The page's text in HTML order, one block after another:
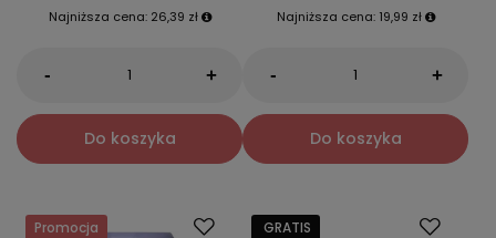
Najniższa cena: 26,39 zł
- +
Do koszyka
Najniższa cena: 19,99 zł
- +
Do koszyka
Promocja
GRATIS